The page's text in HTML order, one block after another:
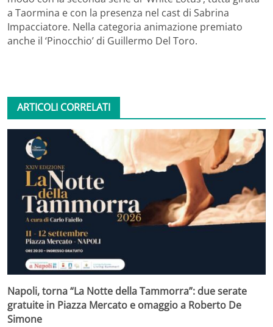
a Taormina e con la presenza nel cast di Sabrina
Impacciatore. Nella categoria animazione premiato
anche il ‘Pinocchio’ di Guillermo Del Toro.
ARTICOLI CORRELATI
Napoli, torna “La Notte della Tammorra”: due serate
gratuite in Piazza Mercato e omaggio a Roberto De
Simone